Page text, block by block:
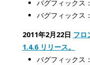
バグフィックス
バグフィックス
2011年2月22日 フロ
1.4.6 リリース。
バグフィックス